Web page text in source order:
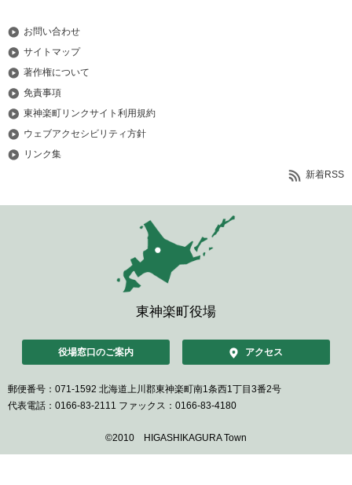
お問い合わせ
サイトマップ
著作権について
免責事項
東神楽町リンクサイト利用規約
ウェブアクセシビリティ方針
リンク集
新着RSS
東神楽町役場
役場窓口のご案内 アクセス
郵便番号：071-1592 北海道上川郡東神楽町南1条西1丁目3番2号
代表電話：0166-83-2111 ファックス：0166-83-4180
©2010 HIGASHIKAGURA Town